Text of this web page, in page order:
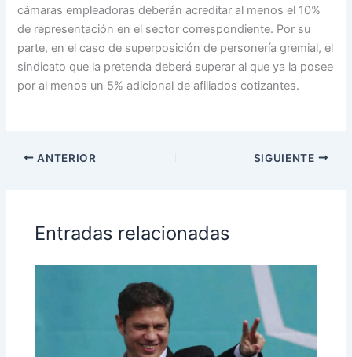
cámaras empleadoras deberán acreditar al menos el 10%
de representación en el sector correspondiente. Por su
parte, en el caso de superposición de personería gremial, el
sindicato que la pretenda deberá superar al que ya la posee
por al menos un 5% adicional de afiliados cotizantes.
ANTERIOR SIGUIENTE
Entradas relacionadas